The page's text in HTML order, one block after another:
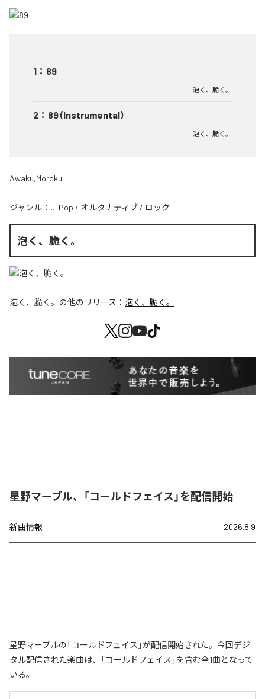
1 ： 89
泡く、脆く。
2 ： 89 (Instrumental)
泡く、脆く。
Awaku,Moroku.
ジャンル： J-Pop / オルタナティブ / ロック
泡く、脆く。
泡く、脆く。 の他のリリース： 泡く、脆く。
星野マーブル、「コールドフェイス」を配信開始
新曲情報 2026.8.9
星野マーブルの「コールドフェイス」が配信開始された。今回デジ
タル配信された楽曲は、「コールドフェイス」を含む全1曲となって
いる。